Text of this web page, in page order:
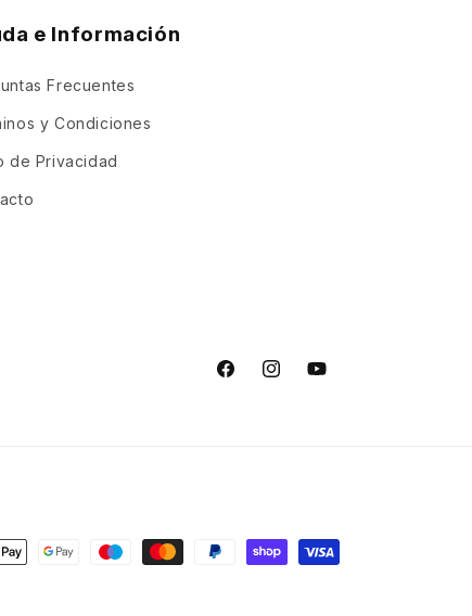
e Información
Frecuentes
y Condiciones
de Privacidad
FacebookInstagramYouTube